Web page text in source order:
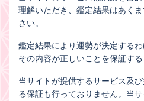
理解いただき、鑑定結果はあく
さい。
鑑定結果により運勢が決定するわ
その内容が正しいことを保証する
当サイトが提供するサービス及
る保証も行っておりません。当